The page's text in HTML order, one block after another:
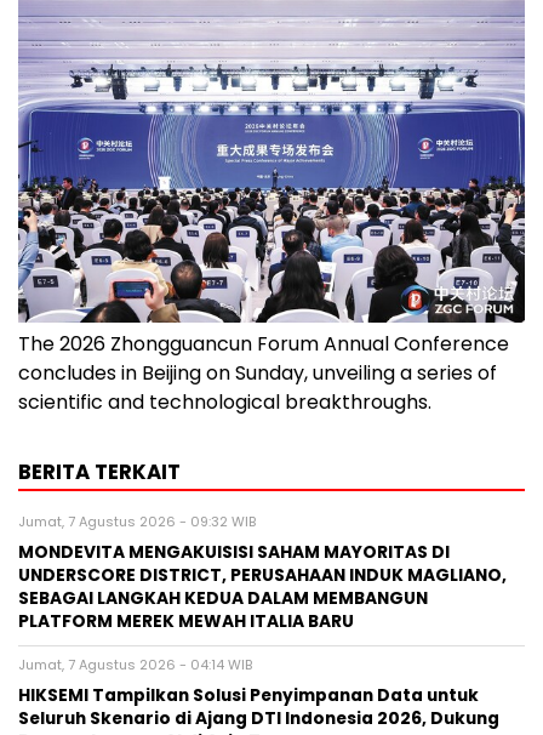
The 2026 Zhongguancun Forum Annual Conference
concludes in Beijing on Sunday, unveiling​ a series of
scientific and technological breakthroughs.
BERITA TERKAIT
Jumat, 7 Agustus 2026 - 09:32 WIB
MONDEVITA MENGAKUISISI SAHAM MAYORITAS DI
UNDERSCORE DISTRICT, PERUSAHAAN INDUK MAGLIANO,
SEBAGAI LANGKAH KEDUA DALAM MEMBANGUN
PLATFORM MEREK MEWAH ITALIA BARU
Jumat, 7 Agustus 2026 - 04:14 WIB
HIKSEMI Tampilkan Solusi Penyimpanan Data untuk
Seluruh Skenario di Ajang DTI Indonesia 2026, Dukung